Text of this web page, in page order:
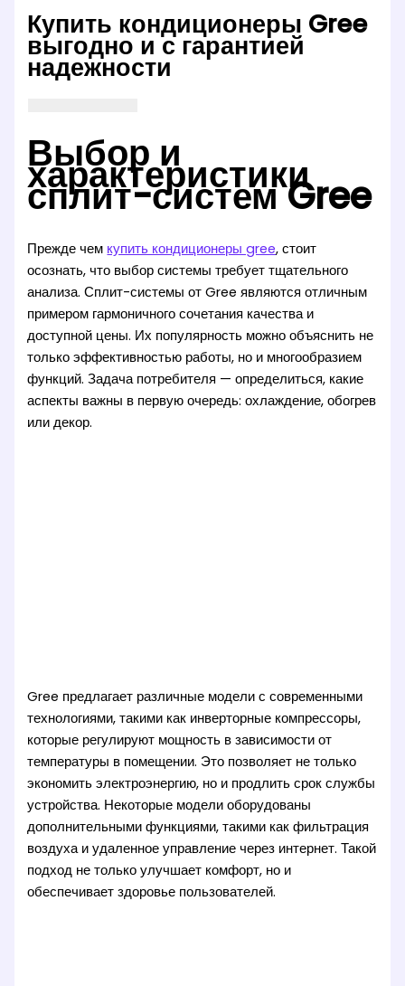
Купить кондиционеры Gree
выгодно и с гарантией
надежности
Выбор и
характеристики
сплит-систем Gree
Прежде чем купить кондиционеры gree, стоит
осознать, что выбор системы требует тщательного
анализа. Сплит-системы от Gree являются отличным
примером гармоничного сочетания качества и
доступной цены. Их популярность можно объяснить не
только эффективностью работы, но и многообразием
функций. Задача потребителя — определиться, какие
аспекты важны в первую очередь: охлаждение, обогрев
или декор.
Gree предлагает различные модели с современными
технологиями, такими как инверторные компрессоры,
которые регулируют мощность в зависимости от
температуры в помещении. Это позволяет не только
экономить электроэнергию, но и продлить срок службы
устройства. Некоторые модели оборудованы
дополнительными функциями, такими как фильтрация
воздуха и удаленное управление через интернет. Такой
подход не только улучшает комфорт, но и
обеспечивает здоровье пользователей.